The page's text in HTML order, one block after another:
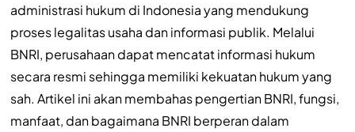
administrasi hukum di Indonesia yang mendukung
proses legalitas usaha dan informasi publik. Melalui
BNRI, perusahaan dapat mencatat informasi hukum
secara resmi sehingga memiliki kekuatan hukum yang
sah. Artikel ini akan membahas pengertian BNRI, fungsi,
manfaat, dan bagaimana BNRI berperan dalam